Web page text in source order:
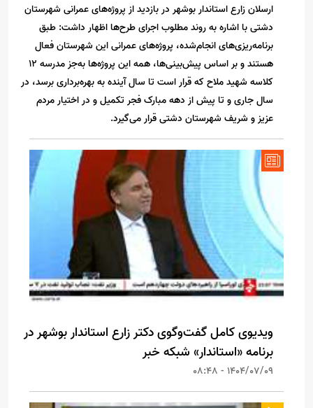
ارسلان زارع استاندار بوشهر در بازدید از پروژه‌های عمرانی شهرستان
دشتی با اشاره به روند مطلوب اجرای طرح‌ها اظهار داشت: طبق
برنامه‌ریزی‌های انجام‌شده، پروژه‌های عمرانی این شهرستان فعال
هستند و بر اساس پیش‌بینی‌ها، همه این پروژه‌ها به‌جز مدرسه ۱۲
کلاسه شهید ملاح که قرار است تا سال آینده به بهره‌برداری برسد، در
سال جاری و تا پیش از دهه مبارک فجر تکمیل و در اختیار مردم
عزیز و شریف شهرستان دشتی قرار می‌گیرد.
ویدیوی کامل گفت‌وگوی دکتر زارع استاندار بوشهر در
برنامه «استاندار» شبکه خبر
1404/07/09 - 08:48